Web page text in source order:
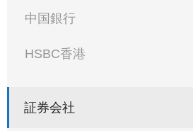
中国銀行
HSBC香港
証券会社